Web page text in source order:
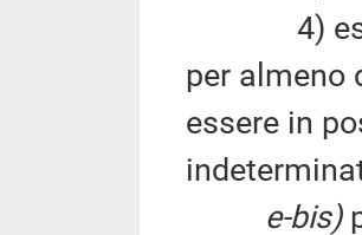
4)
per almeno
essere in
e-bis)